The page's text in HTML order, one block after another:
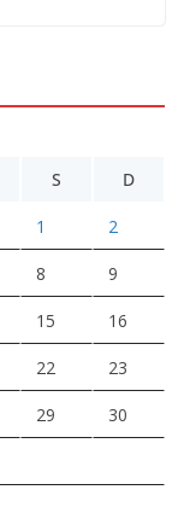
S D
1 2
8 9
15 16
22 23
29 30